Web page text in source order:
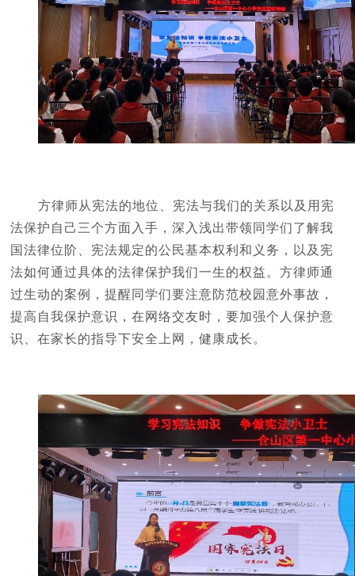
方律师从宪法的地位、宪法与我们的关系以及用宪
法保护自己三个方面入手，深入浅出带领同学们了解我
国法律位阶、宪法规定的公民基本权利和义务，以及宪
法如何通过具体的法律保护我们一生的权益。方律师通
过生动的案例，提醒同学们要注意防范校园意外事故，
提高自我保护意识，在网络交友时，要加强个人保护意
识、在家长的指导下安全上网，健康成长。